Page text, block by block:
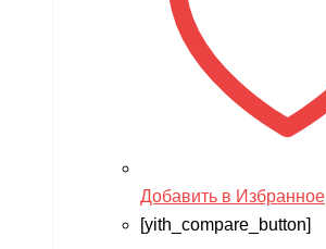
Добавить в Избранное
[yith_compare_button]